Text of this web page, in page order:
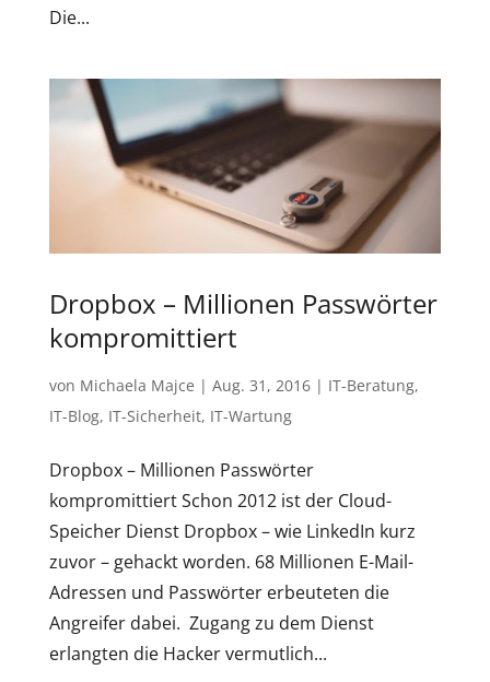
Die...
Dropbox – Millionen Passwörter
kompromittiert
von Michaela Majce | Aug. 31, 2016| IT-Beratung,
IT-Blog, IT-Sicherheit, IT-Wartung
Dropbox – Millionen Passwörter
kompromittiert Schon 2012 ist der Cloud-
Speicher Dienst Dropbox – wie LinkedIn kurz
zuvor – gehackt worden. 68 Millionen E-Mail-
Adressen und Passwörter erbeuteten die
Angreifer dabei. Zugang zu dem Dienst
erlangten die Hacker vermutlich...